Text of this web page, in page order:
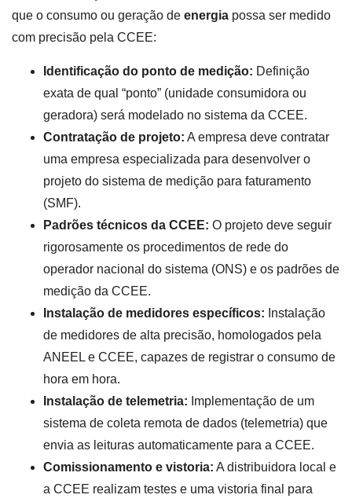
que o consumo ou geração de energia possa ser medido
com precisão pela CCEE:
Identificação do ponto de medição: Definição
exata de qual “ponto” (unidade consumidora ou
geradora) será modelado no sistema da CCEE.
Contratação de projeto: A empresa deve contratar
uma empresa especializada para desenvolver o
projeto do sistema de medição para faturamento
(SMF).
Padrões técnicos da CCEE: O projeto deve seguir
rigorosamente os procedimentos de rede do
operador nacional do sistema (ONS) e os padrões de
medição da CCEE.
Instalação de medidores específicos: Instalação
de medidores de alta precisão, homologados pela
ANEEL e CCEE, capazes de registrar o consumo de
hora em hora.
Instalação de telemetria: Implementação de um
sistema de coleta remota de dados (telemetria) que
envia as leituras automaticamente para a CCEE.
Comissionamento e vistoria: A distribuidora local e
a CCEE realizam testes e uma vistoria final para